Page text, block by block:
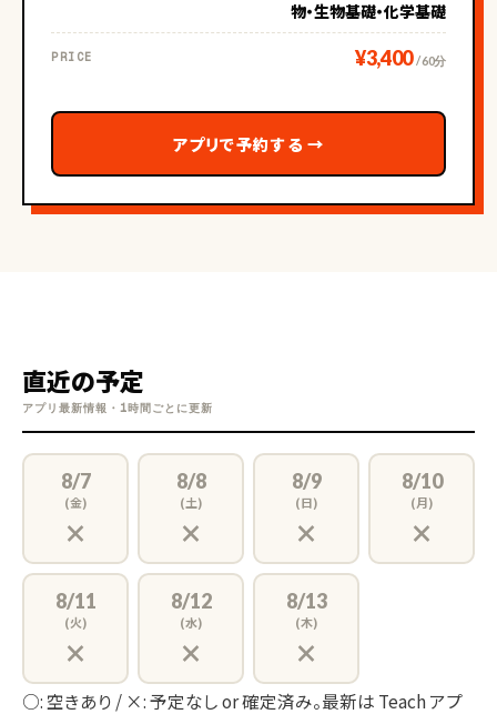
物・生物基礎・化学基礎
PRICE ¥3,400 / 60分
アプリで予約する →
直近の予定
アプリ最新情報・1時間ごとに更新
8/7
(金)
×
8/8
(土)
×
8/9
(日)
×
8/10
(月)
×
8/11
(火)
×
8/12
(水)
×
8/13
(木)
×
○: 空きあり / ×: 予定なし or 確定済み。最新は Teach アプ